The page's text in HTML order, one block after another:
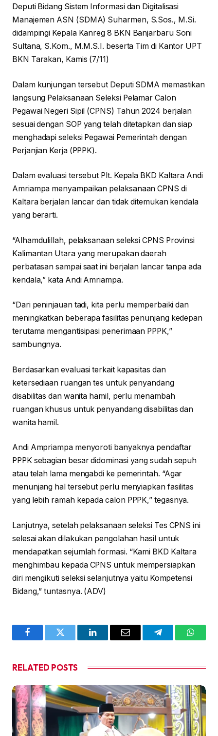
Deputi Bidang Sistem Informasi dan Digitalisasi
Manajemen ASN (SDMA) Suharmen, S.Sos., M.Si.
didampingi Kepala Kanreg 8 BKN Banjarbaru Soni
Sultana, S.Kom., M.M.S.I. beserta Tim di Kantor UPT
BKN Tarakan, Kamis (7/11)
Dalam kunjungan tersebut Deputi SDMA memastikan
langsung Pelaksanaan Seleksi Pelamar Calon
Pegawai Negeri Sipil (CPNS) Tahun 2024 berjalan
sesuai dengan SOP yang telah ditetapkan dan siap
menghadapi seleksi Pegawai Pemerintah dengan
Perjanjian Kerja (PPPK).
Dalam evaluasi tersebut Plt. Kepala BKD Kaltara Andi
Amriampa menyampaikan pelaksanaan CPNS di
Kaltara berjalan lancar dan tidak ditemukan kendala
yang berarti.
“Alhamdulillah, pelaksanaan seleksi CPNS Provinsi
Kalimantan Utara yang merupakan daerah
perbatasan sampai saat ini berjalan lancar tanpa ada
kendala,” kata Andi Amriampa.
“Dari peninjauan tadi, kita perlu memperbaiki dan
meningkatkan beberapa fasilitas penunjang kedepan
terutama mengantisipasi penerimaan PPPK,”
sambungnya.
Berdasarkan evaluasi terkait kapasitas dan
ketersediaan ruangan tes untuk penyandang
disabilitas dan wanita hamil, perlu menambah
ruangan khusus untuk penyandang disabilitas dan
wanita hamil.
Andi Ampriampa menyoroti banyaknya pendaftar
PPPK sebagian besar didominasi yang sudah sepuh
atau telah lama mengabdi ke pemerintah. “Agar
menunjang hal tersebut perlu menyiapkan fasilitas
yang lebih ramah kepada calon PPPK,” tegasnya.
Lanjutnya, setelah pelaksanaan seleksi Tes CPNS ini
selesai akan dilakukan pengolahan hasil untuk
mendapatkan sejumlah formasi. “Kami BKD Kaltara
menghimbau kepada CPNS untuk mempersiapkan
diri mengikuti seleksi selanjutnya yaitu Kompetensi
Bidang,” tuntasnya. (ADV)
FacebookTwitter LinkedInEmail Telegram
RELATED POSTS